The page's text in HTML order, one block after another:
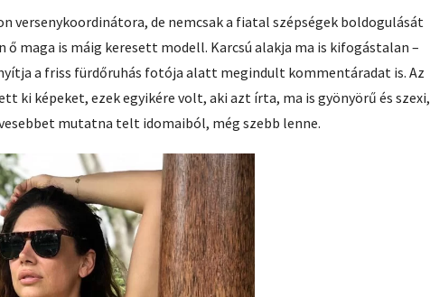
versenykoordinátora, de nemcsak a fiatal szépségek boldogulását
ő maga is máig keresett modell. Karcsú alakja ma is kifogástalan –
a friss fürdőruhás fotója alatt megindult kommentáradat is. Az
ki képeket, ezek egyikére volt, aki azt írta, ma is gyönyörű és szexi,
mutatna telt idomaiból, még szebb lenne.